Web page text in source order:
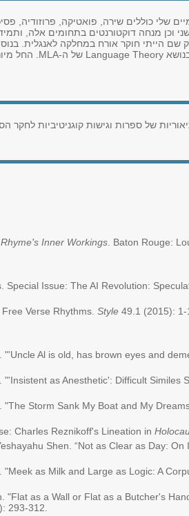
שלי כוללים שירה, פואטיקה, פרוזודיה,
וכן מנחה דוקטורנטים בתחומים אלה,
של ספרות וגישות קוגניטיביות לחקר
Inner Workings . Baton Rouge:
Special Issue: The AI Revolution:
Verse Rhythms. Style 49.1 (2015): 1-
"'Uncle Al is old, has brown eyes and
"'Insistent as Anesthetic': Difficult Similes
"The Storm Sank My Boat and My
Charles Reznikoff's Lineation in
Shen. “Not as Clear as Day:
"Meek as Milk and Large as Logic: A
"Flat as a Wall or Flat as a Butcher's
293-312.